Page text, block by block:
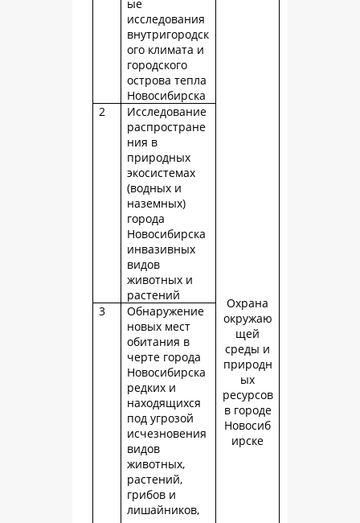
ые
исследования
внутригородск
ого климата и
городского
острова тепла
Новосибирска
Охрана
окружаю
щей
среды и
природн
ых
ресурсов
в городе
Новосиб
ирске
2
Исследование
распростране
ния в
природных
экосистемах
(водных и
наземных)
города
Новосибирска
инвазивных
видов
животных и
растений
3
Обнаружение
новых мест
обитания в
черте города
Новосибирска
редких и
находящихся
под угрозой
исчезновения
видов
животных,
растений,
грибов и
лишайников,